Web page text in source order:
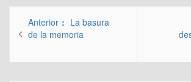
Navegación
de
entradas
Anterior
Entrada
anterior:
La basura
de la memoria